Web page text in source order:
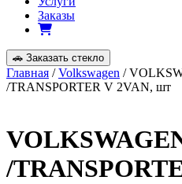
Заказы
🚗 Заказать стекло
Главная /Volkswagen /
/TRANSPORTER V 2VAN, шт
/